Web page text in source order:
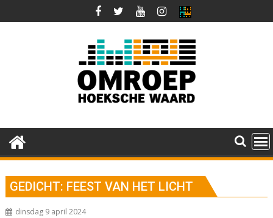
naar
GEDICHT: FEEST VAN HET LICHT
dinsdag 9 april 2024